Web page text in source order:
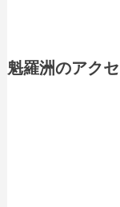
魁羅洲のアク